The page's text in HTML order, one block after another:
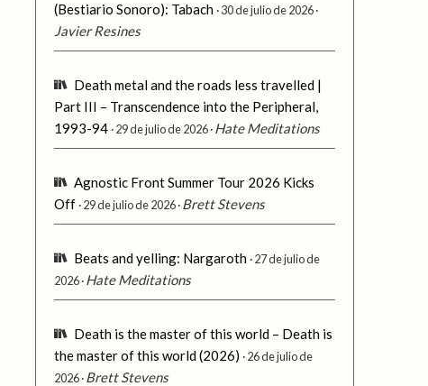
(Bestiario Sonoro): Tabach 30 de julio de 2026
Javier Resines
Death metal and the roads less travelled |
Part III – Transcendence into the Peripheral,
1993-94 29 de julio de 2026 Hate Meditations
Agnostic Front Summer Tour 2026 Kicks
Off 29 de julio de 2026 Brett Stevens
Beats and yelling: Nargaroth 27 de julio de
2026 Hate Meditations
Death is the master of this world – Death is
the master of this world (2026)
26 de julio de
2026 Brett Stevens